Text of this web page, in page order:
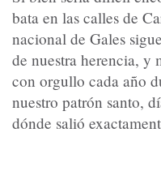
bata en las calles de
nacional de Gales
de nuestra herencia, y
con orgullo cada año
nuestro patrón santo,
dónde salió